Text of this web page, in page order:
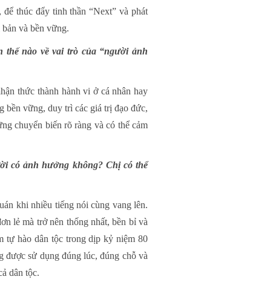
thúc đẩy tinh thần “Next” và phát
và bền vững.
nào về vai trò của “người ảnh
thức thành hành vi ở cá nhân hay
bền vững, duy trì các giá trị đạo đức,
chuyển biến rõ ràng và có thể cảm
có ảnh hưởng không? Chị có thể
khi nhiều tiếng nói cùng vang lên.
lẻ mà trở nên thống nhất, bền bỉ và
tự hào dân tộc trong dịp kỷ niệm 80
được sử dụng đúng lúc, đúng chỗ và
dân tộc.